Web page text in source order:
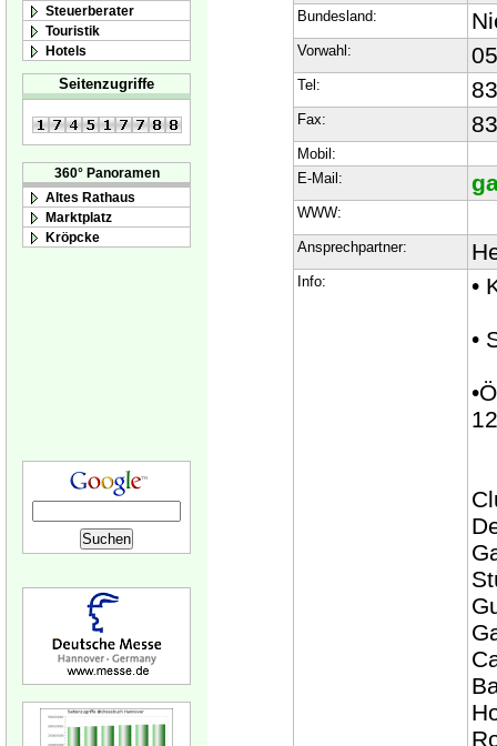
Steuerberater
Touristik
Hotels
Seitenzugriffe
360° Panoramen
Altes Rathaus
Marktplatz
Kröpcke
Bundesland:
Vorwahl:
Tel:
Fax:
Mobil:
E-Mail:
WWW:
Ansprechpartner:
Info: •
•